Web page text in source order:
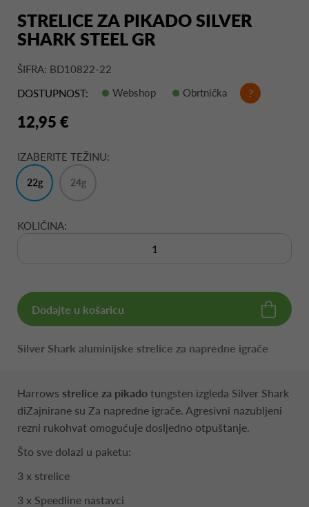
STRELICE ZA PIKADO SILVER
SHARK STEEL GR
ŠIFRA: BD10822-22
DOSTUPNOST:
Webshop Obrtnička ?
12,95 €
IZABERITE TEŽINU:
22g 24g
KOLIČINA:
Dodajte u košaricu
Silver Shark aluminijske strelice za napredne igrače
Harrows strelice za pikado tungsten izgleda Silver Shark
diZajnirane su Za napredne igrače. Agresivni nazubljeni
rezni rukohvat omogućuje dosljedno otpuštanje.
Što sve dolazi u paketu:
3 x strelice
3 x Speedline nastavci